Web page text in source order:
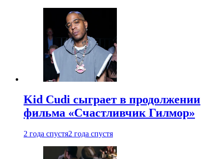
Kid Cudi сыграет в продолжении
фильма «Счастливчик Гилмор»
2 года спустя2 года спустя